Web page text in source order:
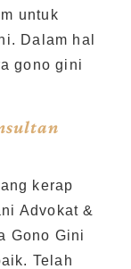
untuk
Dalam hal
gono gini
kerap
Advokat &
Gono Gini
Telah